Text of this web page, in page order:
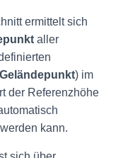
ermittelt sich
aller
) im
der Referenzhöhe
kann.